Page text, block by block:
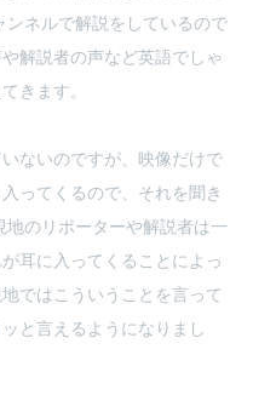
ンネルで解説をしているので
解説者の声など英語でしゃ
きます。
ないのですが、映像だけで
ってくるので、それを聞き
のリポーターや解説者は一
耳に入ってくることによっ
ではこういうことを言って
と言えるようになりまし